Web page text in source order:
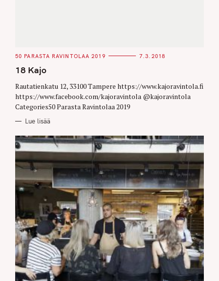
C
T
E
O
R
I
S
50 PARASTA RAVINTOLAA 2019 7.3.2018
18 Kajo
Rautatienkatu 12, 33100 Tampere https://www.kajoravintola.fi
https://www.facebook.com/kajoravintola @kajoravintola
Categories50 Parasta Ravintolaa 2019
Lue lisää